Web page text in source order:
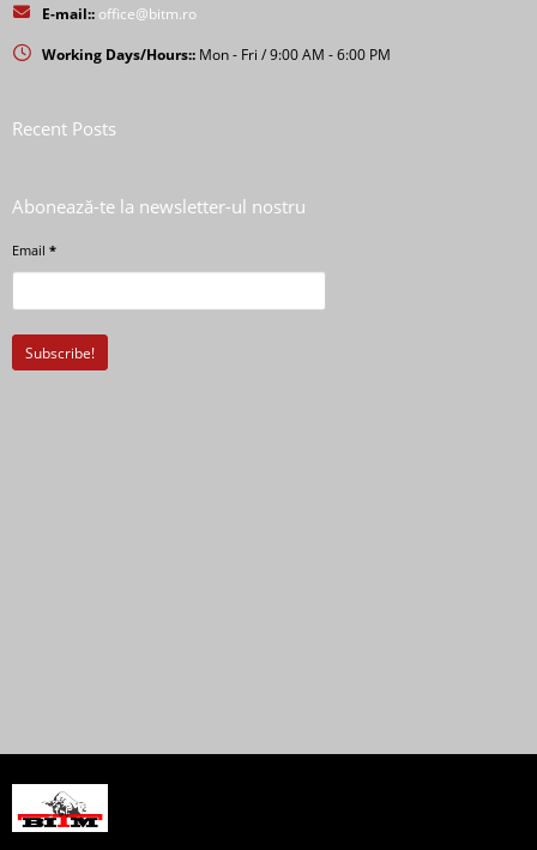
E-mail:: office@bitm.ro
Working Days/Hours:: Mon - Fri / 9:00 AM - 6:00 PM
Recent Posts
Abonează-te la newsletter-ul nostru
Email *